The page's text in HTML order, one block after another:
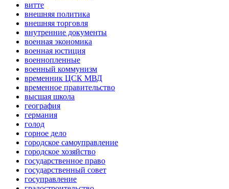
витте
внешняя политика
внешняя торговля
внутренние документы
военная экономика
военная юстиция
военнопленные
военный коммунизм
временник ЦСК МВД
временное правительство
высшая школа
география
германия
голод
горное дело
городское самоуправление
городское хозяйство
государственное право
государственный совет
госуправление